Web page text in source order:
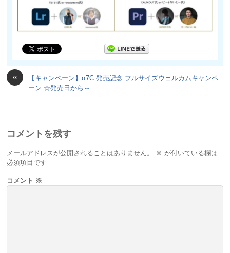
«
【キャンペーン】α7C 発売記念 フルサイズウェルカムキャンペ
ーン ☆発売日から～
コメントを残す
メールアドレスが公開されることはありません。 ※ が付いている欄は
必須項目です
コメント ※